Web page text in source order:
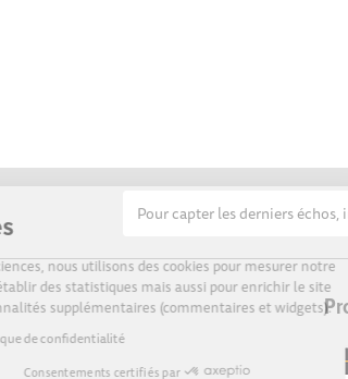
Sur Echosciences, nous utilisons des cookies
audience, établir des statistiques mais aussi pour
de fonctionnalités supplémentaires
Lire la politique de confidentialité
Consentements certifiés par